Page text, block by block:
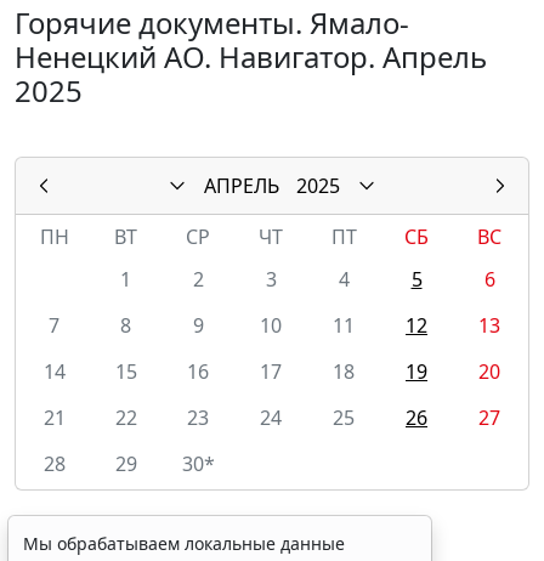
Горячие документы. Ямало-
Ненецкий АО. Навигатор. Апрель
2025
АПРЕЛЬ
2025
ПН
ВТ СР ЧТ ПТ СБ
ВС
1
2 3 4 5
6
7
8 9 10 11 12
13
14
15 16 17 18 19
20
21
22 23 24 25 26
27
28
29 30*
Мы обрабатываем локальные данные